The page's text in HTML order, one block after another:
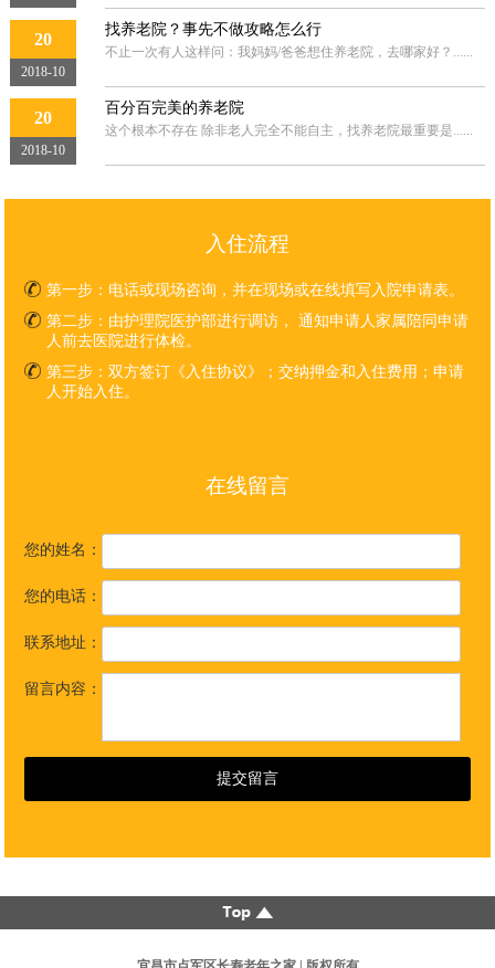
20
2018-10
找养老院？事先不做攻略怎么行
不止一次有人这样问：我妈妈/爸爸想住养老院，去哪家好？......
20
2018-10
百分百完美的养老院
这个根本不存在 除非老人完全不能自主，找养老院最重要是......
入住流程
第一步： 电话或现场咨询，并在现场或在线填写入院申请表。
第二步： 由护理院医护部进行调访， 通知申请人家属陪同申请
人前去医院进行体检。
第三步： 双方签订《入住协议》；交纳押金和入住费用；申请
人开始入住。
在线留言
您的姓名：
您的电话：
联系地址：
留言内容：